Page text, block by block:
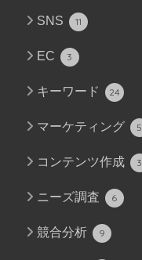
SNS 11
EC 3
キーワード 24
マーケティング 5
コンテンツ作成 3
ニーズ調査 6
競合分析 9